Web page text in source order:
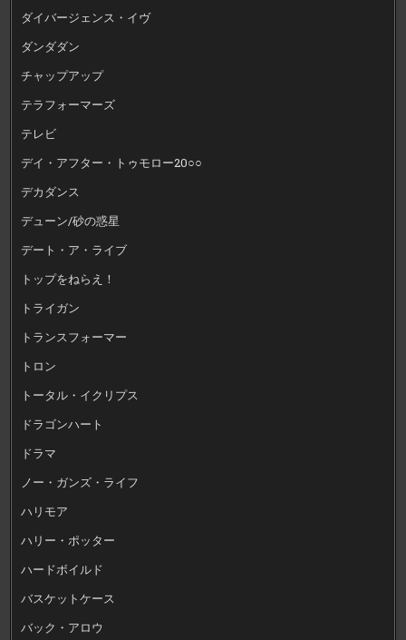
ダイバージェンス・イヴ
ダンダダン
チャップアップ
テラフォーマーズ
テレビ
デイ・アフター・トゥモロー20○○
デカダンス
デューン/砂の惑星
デート・ア・ライブ
トップをねらえ！
トライガン
トランスフォーマー
トロン
トータル・イクリプス
ドラゴンハート
ドラマ
ノー・ガンズ・ライフ
ハリモア
ハリー・ポッター
ハードボイルド
バスケットケース
バック・アロウ